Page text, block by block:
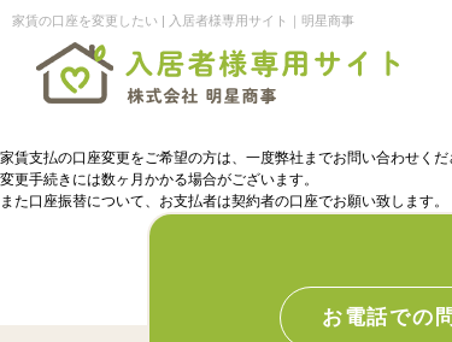
家賃の口座を変更したい | 入居者様専用サイト｜明星商事
家賃支払の口座変更をご希望の方は、一度弊社までお問い合わせくだ
変更手続きには数ヶ月かかる場合がございます。
また口座振替について、お支払者は契約者の口座でお願い致します。
お電話での